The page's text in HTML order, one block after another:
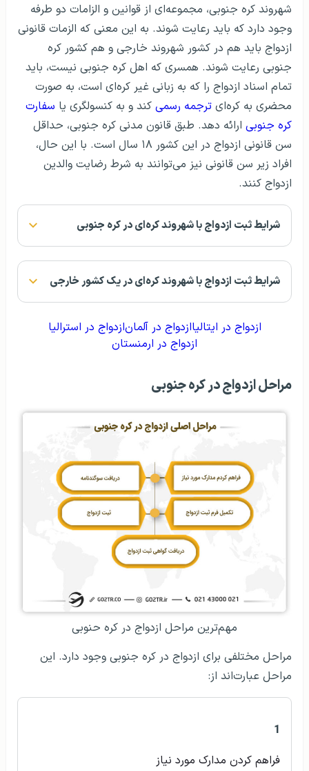
شهروند کره جنوبی، مجموعه‌ای از قوانین و الزامات دو طرفه
وجود دارد که باید رعایت شوند. به این معنی که الزمات قانونی
ازدواج باید هم در کشور شهروند خارجی و هم کشور کره‌
جنوبی رعایت شوند. همسری که اهل کره جنوبی نیست، باید
تمام اسناد ازدواج را که به زبانی غیر کره‌ای است، به صورت
محضری به کره‌ای ترجمه رسمی کند و به کنسولگری یا سفارت
کره جنوبی ارائه دهد. طبق قانون مدنی کره جنوبی، حداقل
سن قانونی ازدواج در این کشور ۱۸ سال است. با این حال،
افراد زیر سن قانونی نیز می‌توانند به شرط رضایت والدین
ازدواج کنند.
شرایط ثبت ازدواج با شهروند کره‌ای در کره جنوبی
شرایط ثبت ازدواج با شهروند کره‌ای در یک کشور خارجی
ازدواج در ایتالیاازدواج در آلمانازدواج در استرالیا
ازدواج در ارمنستان
مراحل ازدواج در کره جنوبی
مهم‌ترین مراحل ازدواج در کره حنوبی
مراحل مختلفی برای ازدواج در کره جنوبی وجود دارد. این
مراحل عبارت‌اند از:
1
فراهم کردن مدارک مورد نیاز